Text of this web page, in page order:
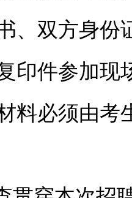
、双方身
印件参加现
料必须由考